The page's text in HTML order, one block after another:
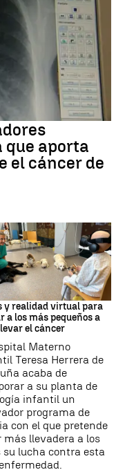
que aporta
el cáncer de
y realidad virtual para
a los más pequeños a
el cáncer
Materno
Teresa Herrera de
acaba de
a su planta de
infantil un
programa de
con el que pretende
más llevadera a los
su lucha contra esta